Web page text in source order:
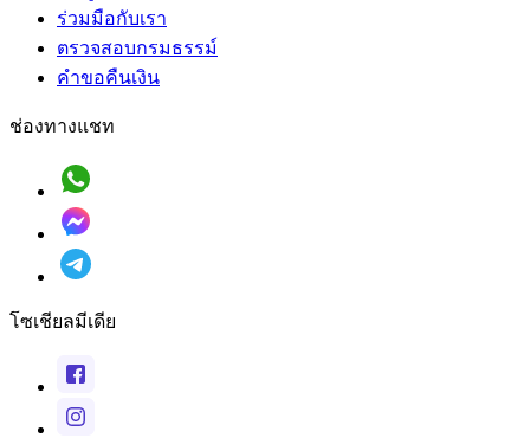
ร่วมมือกับเรา
ตรวจสอบกรมธรรม์
คำขอคืนเงิน
ช่องทางแชท
โซเชียลมีเดีย